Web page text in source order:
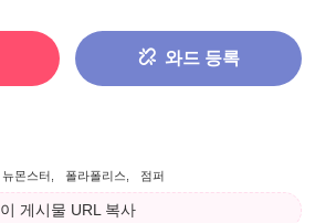
와드 등록
뉴몬스터 폴라폴리스 점퍼
이 게시물 URL 복사